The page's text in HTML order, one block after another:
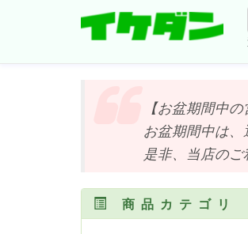
【お盆期間中の
お盆期間中は、通
是非、当店のご利
商品カテゴリ